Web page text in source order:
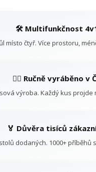
🛠️ Multifunkčnost
místo čtyř. Více prostoru,
👷‍♂️ Ručně vyráběno v
výroba. Každý kus projde
🏅 Důvěra tisíců
dodaných. 1000+ příběhů